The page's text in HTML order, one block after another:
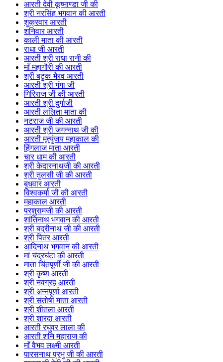
आरती देवी कूष्माण्डा जी की
श्री नरसिंह भगवान की आरती
शुक्रवार आरती
शनिवार आरती
काली माता की आरती
राधा जी आरती
आरती श्री राधा रानी की
माँ महागौरी की आरती
श्री बटुक भैरव आरती
आरती श्री गंगा जी
गिरिराज जी की आरती
आरती श्री दुर्गाजी
आरती ललिता माता की
नटराज जी की आरती
आरती श्री जगन्नाथ जी की
आरती मृत्युंजय महाकाल की
हिंगलाज माता आरती
चार धाम की आरती
श्री केदारनाथजी की आरती
श्री तुलसी जी की आरती
बुधवार आरती
विश्वकर्मा जी की आरती
महाकाल आरती
परशुरामजी की आरती
शांतिनाथ भगवान की आरती
श्री बद्रीनाथ जी की आरती
श्री पितर आरती
आदिनाथ भगवान की आरती
मां चंद्रघंटा की आरती
माता चिंतपूर्णी जी की आरती
श्री कृष्ण आरती
श्री नवग्रह आरती
श्री अन्नपूर्णा आरती
श्री संतोषी माता आरती
श्री शीतला आरती
श्री शारदा आरती
आरती रघुवर लाला की
आरती शनि महाराज की
माँ वैभव लक्ष्मी आरती
पारसनाथ प्रभु जी की आरती